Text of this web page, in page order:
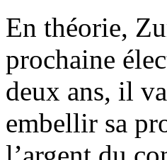
En théorie,
prochaine
deux ans, il
embellir sa